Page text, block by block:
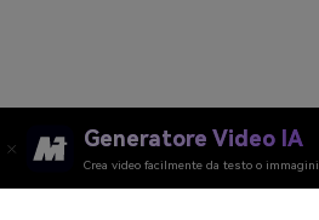
Generatore Video IA
Crea video facilmente da testo o immagini